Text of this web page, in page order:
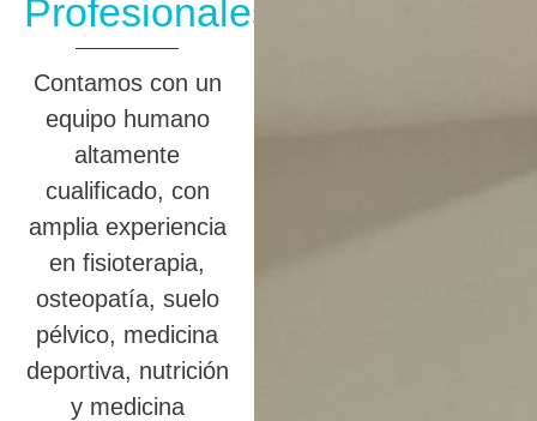
Profesionales
Contamos con un
equipo humano
altamente
cualificado, con
amplia experiencia
en fisioterapia,
osteopatía, suelo
pélvico, medicina
deportiva, nutrición
y medicina